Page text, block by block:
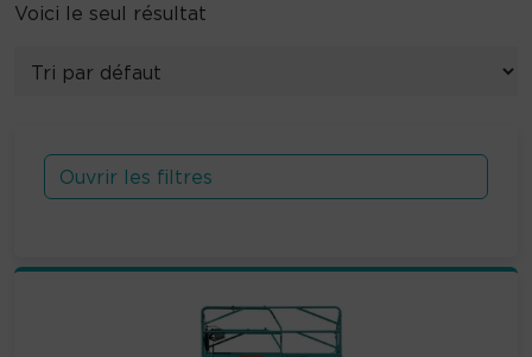
Voici le seul résultat
Ouvrir les filtres